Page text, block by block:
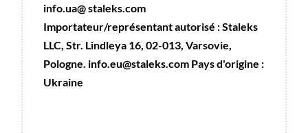
info.ua@ staleks.com
Importateur/représentant autorisé : Staleks
LLC, Str. Lindleya 16, 02-013, Varsovie,
Pologne. info.eu@staleks.com Pays d'origine :
Ukraine